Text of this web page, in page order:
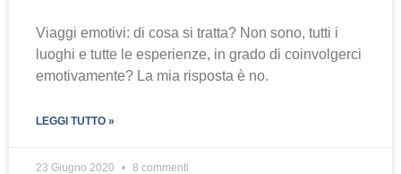
Viaggi emotivi: di cosa si tratta? Non sono, tutti i
luoghi e tutte le esperienze, in grado di coinvolgerci
emotivamente? La mia risposta è no.
LEGGI TUTTO »
23 Giugno 2020 8 commenti